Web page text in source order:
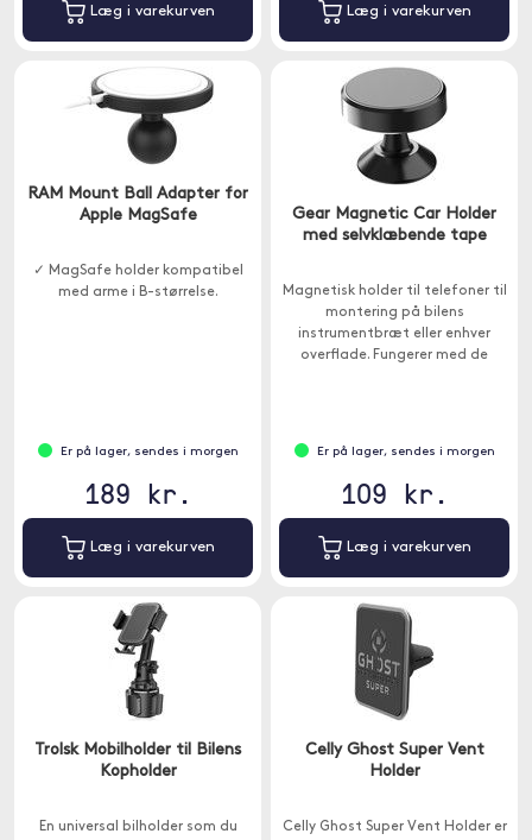
Læg i varekurven Læg i varekurven
RAM Mount Ball Adapter for
Apple MagSafe
✓ MagSafe holder kompatibel
med arme i B-størrelse.
Er på lager, sendes i morgen
189 kr.
Læg i varekurven
Gear Magnetic Car Holder
med selvklæbende tape
Magnetisk holder til telefoner til
montering på bilens
instrumentbræt eller enhver
overflade. Fungerer med de
Er på lager, sendes i morgen
109 kr.
Læg i varekurven
Trolsk Mobilholder til Bilens
Kopholder
En universal bilholder som du
Celly Ghost Super Vent
Holder
Celly Ghost Super Vent Holder er